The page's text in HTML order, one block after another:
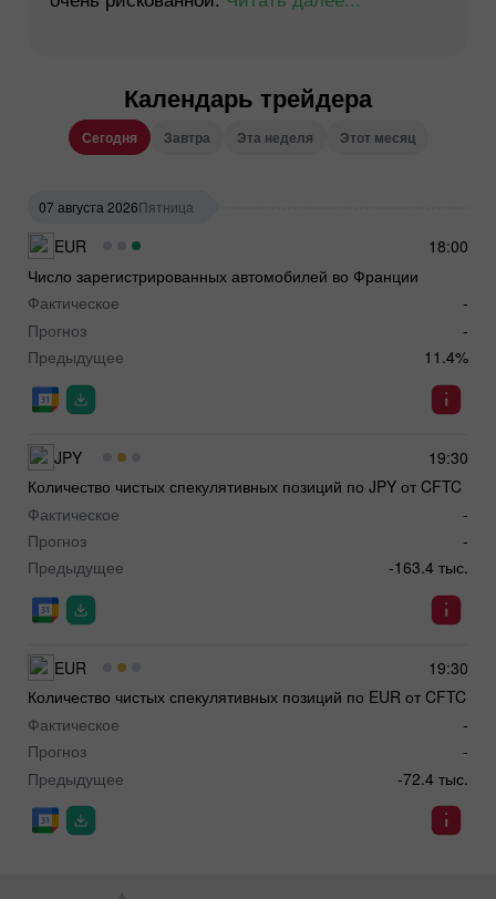
Календарь трейдера
Сегодня Завтра Эта неделя Этот месяц
07 августа 2026Пятница
18:00
EUR
Число зарегистрированных автомобилей во Франции
Фактическое
-
Прогноз
-
Предыдущее
11.4%
19:30
JPY
Количество чистых спекулятивных позиций по JPY от CFTC
Фактическое
-
Прогноз
-
Предыдущее
-163.4 тыс.
19:30
EUR
Количество чистых спекулятивных позиций по EUR от CFTC
Фактическое
-
Прогноз
-
Предыдущее
-72.4 тыс.